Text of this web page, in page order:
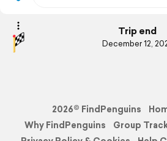
Trip end
December 12,
2026© FindPenguins
Why FindPenguins
Group